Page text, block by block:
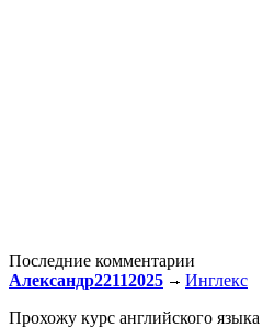
Последние комментарии
Александр22112025
Инглекс
Прохожу курс английского